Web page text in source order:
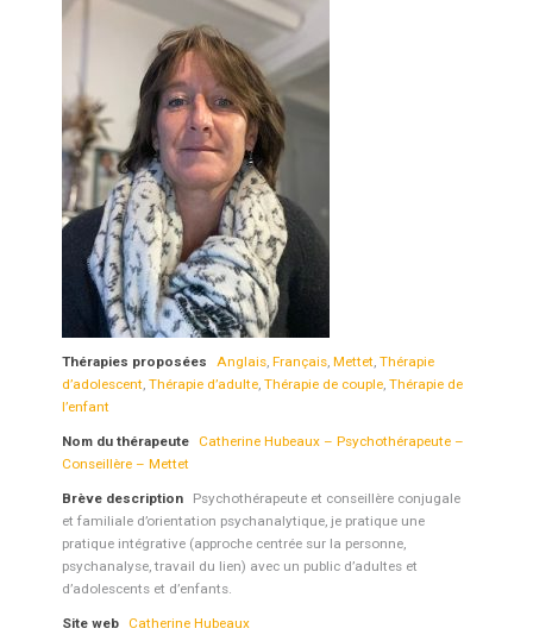
Nom du thérapeute Catherine Hubeaux – Psychothérapeute –
Conseillère – Mettet
Thérapies proposées Anglais, Français, Mettet, Thérapie
d’adolescent, Thérapie d’adulte, Thérapie de couple, Thérapie de
l’enfant
Brève description
Psychothérapeute et conseillère conjugale
et familiale d’orientation psychanalytique, je pratique une
pratique intégrative (approche centrée sur la personne,
psychanalyse, travail du lien) avec un public d’adultes et
d’adolescents et d’enfants.
Site web Catherine Hubeaux